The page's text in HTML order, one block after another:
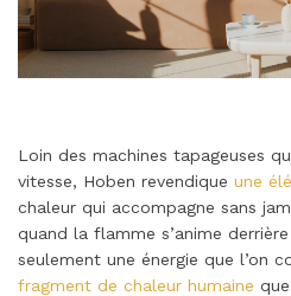
Loin des machines tapageuses
vitesse, Hoben revendique une
chaleur qui accompagne sans
quand la flamme s’anime
seulement une énergie que l’on
fragment de chaleur humaine